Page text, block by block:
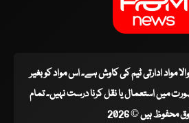
مواد ادارتی ٹیم کی کاوش ہے۔ اس مواد کو بغیر
میں استعمال یا نقل کرنا درست نہیں۔ تمام
محفوظ ہیں © 2026